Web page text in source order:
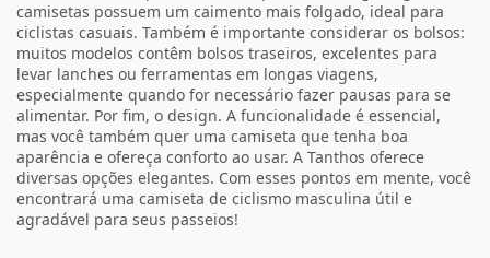
camisetas possuem um caimento mais folgado, ideal para
ciclistas casuais. Também é importante considerar os bolsos:
muitos modelos contêm bolsos traseiros, excelentes para
levar lanches ou ferramentas em longas viagens,
especialmente quando for necessário fazer pausas para se
alimentar. Por fim, o design. A funcionalidade é essencial,
mas você também quer uma camiseta que tenha boa
aparência e ofereça conforto ao usar. A Tanthos oferece
diversas opções elegantes. Com esses pontos em mente, você
encontrará uma camiseta de ciclismo masculina útil e
agradável para seus passeios!